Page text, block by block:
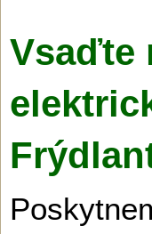
Vsaďte